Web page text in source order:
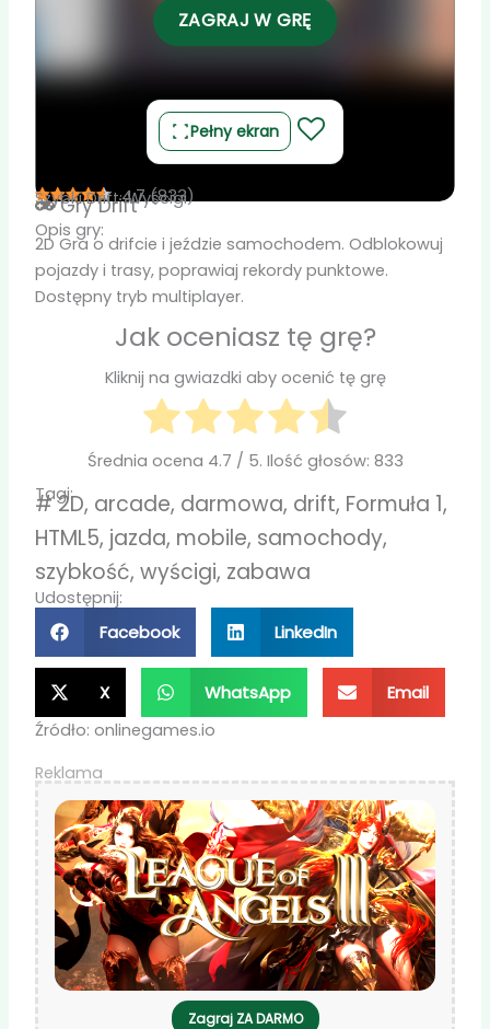
ZAGRAJ W GRĘ
Pełny ekran
4.7 (833)
Szybki Drift: Wyścigi
GryDrift
Opis gry:
2D Gra o drifcie i jeździe samochodem. Odblokowuj
pojazdy i trasy, poprawiaj rekordy punktowe.
Dostępny tryb multiplayer.
Jak oceniasz tę grę?
Kliknij na gwiazdki aby ocenić tę grę
Średnia ocena 4.7 / 5. Ilość głosów: 833
Tagi:
#2D, arcade, darmowa, drift, Formuła 1,
HTML5, jazda, mobile, samochody,
szybkość,wyścigi, zabawa
Udostępnij:
Facebook LinkedIn
X WhatsApp Email
Źródło: onlinegames.io
Reklama
Zagraj ZA DARMO